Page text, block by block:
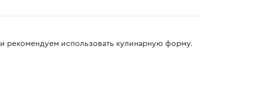
рекомендуем использовать кулинарную форму.